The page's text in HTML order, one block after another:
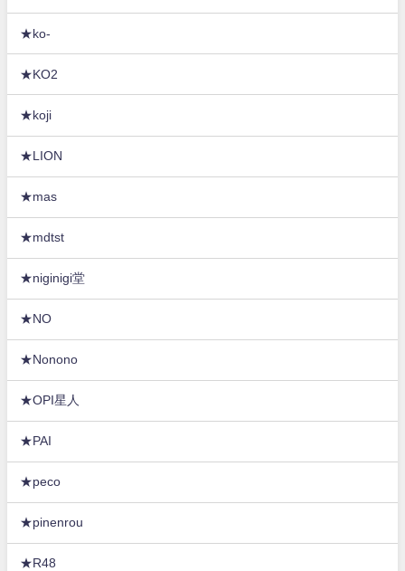
★ko-
★KO2
★koji
★LION
★mas
★mdtst
★niginigi堂
★NO
★Nonono
★OPI星人
★PAI
★peco
★pinenrou
★R48